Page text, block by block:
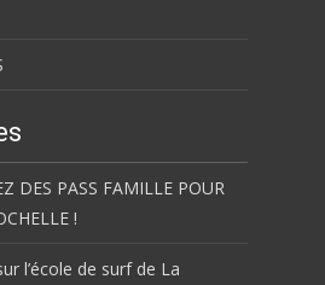
DES PASS FAMILLE POUR
!
l’école de surf de La